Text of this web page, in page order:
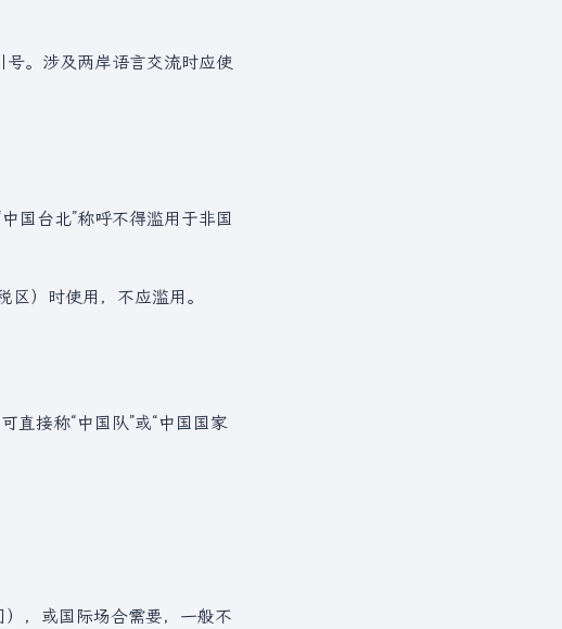
号。涉及两岸语言交流时应使
国台北”称呼不得滥用于非国
区）时使用，不应滥用。
直接称“中国队”或“中国国家
，或国际场合需要，一般不